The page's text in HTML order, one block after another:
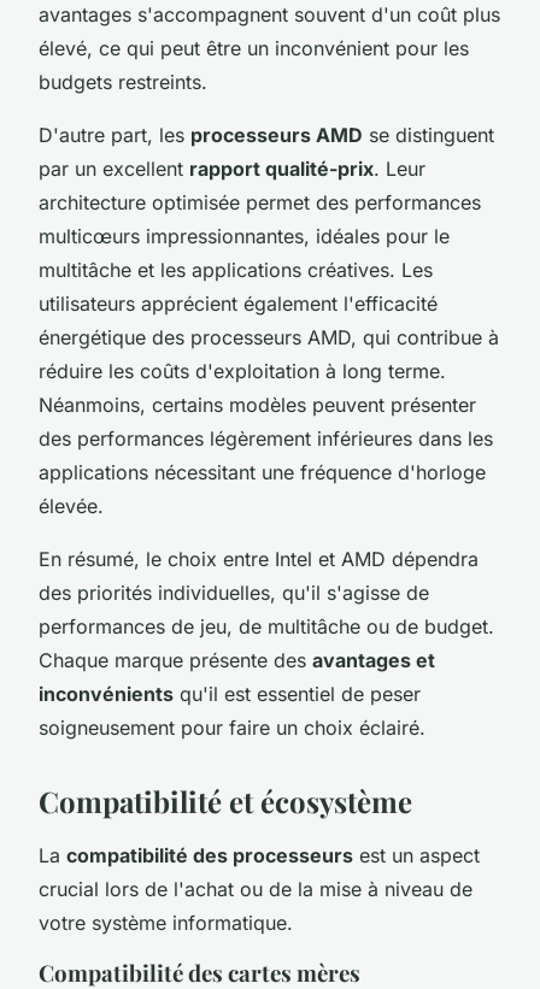
avantages s'accompagnent souvent d'un coût plus
élevé, ce qui peut être un inconvénient pour les
budgets restreints.
D'autre part, les processeurs AMD se distinguent
par un excellent rapport qualité-prix. Leur
architecture optimisée permet des performances
multicœurs impressionnantes, idéales pour le
multitâche et les applications créatives. Les
utilisateurs apprécient également l'efficacité
énergétique des processeurs AMD, qui contribue à
réduire les coûts d'exploitation à long terme.
Néanmoins, certains modèles peuvent présenter
des performances légèrement inférieures dans les
applications nécessitant une fréquence d'horloge
élevée.
En résumé, le choix entre Intel et AMD dépendra
des priorités individuelles, qu'il s'agisse de
performances de jeu, de multitâche ou de budget.
Chaque marque présente des avantages et
inconvénients qu'il est essentiel de peser
soigneusement pour faire un choix éclairé.
Compatibilité et écosystème
La compatibilité des processeurs est un aspect
crucial lors de l'achat ou de la mise à niveau de
votre système informatique.
Compatibilité des cartes mères